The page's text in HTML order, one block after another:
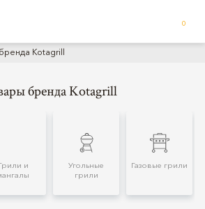
0
Kotagrill
бренда Kotagrill
и
Угольные
грили
Газовые грили